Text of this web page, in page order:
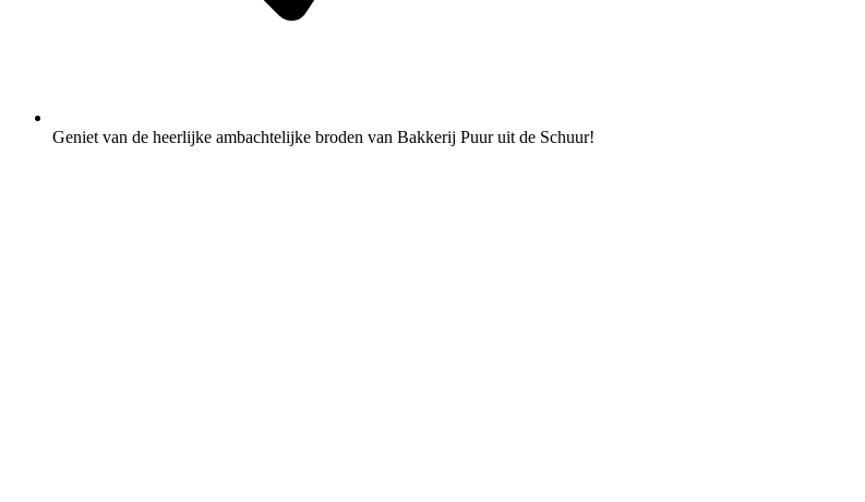
Geniet van de heerlijke ambachtelijke broden van Bakkerij Puur uit de Schuur!